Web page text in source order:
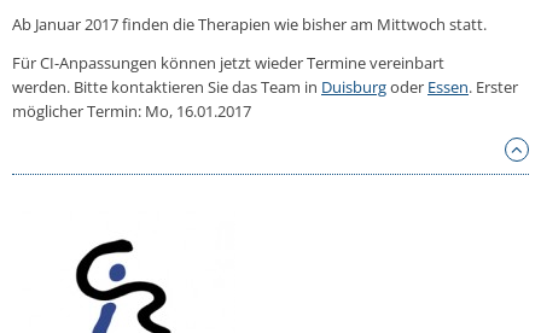
Ab Januar 2017 finden die Therapien wie bisher am Mittwoch statt.
Für CI-Anpassungen können jetzt wieder Termine vereinbart
werden. Bitte kontaktieren Sie das Team in Duisburgoder Essen. Erster
möglicher Termin: Mo, 16.01.2017